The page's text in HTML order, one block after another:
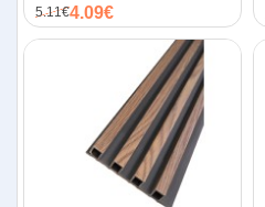
5.11€4.09€